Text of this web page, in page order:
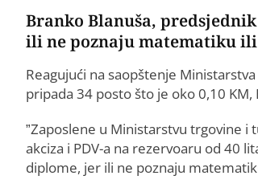
Branko Blanuša,
ili ne poznaju matematiku ili
Reagujući na saopštenje
pripada 34 posto što je oko 0,10
”Zaposlene u Ministarstvu trgovine i
akciza i PDV-a na rezervoaru od 40
diplome, jer ili ne poznaju